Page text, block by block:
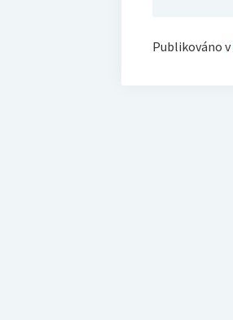
Publikováno v